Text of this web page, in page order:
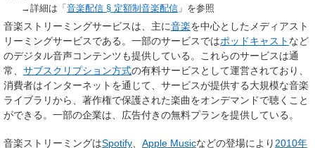
→詳細は「音楽配信 § 定額制音楽配信 」を参照
音楽ストリーミングサービスは、主に音楽を中心としたメディアスト
リーミングサービスである。一部のサービスではポッドキャスト など
のデジタル音声コンテンツも提供している。これらのサービスは通
常、 サブスクリプション方式の有料サービスとして運営されており、
消費者はインターネットを通じて、サービスが提供する大規模な音楽
ライブラリから、著作権で保護された楽曲をオンデマンドで聴くこと
ができる。一部の企業は、広告付きの無料プランを提供している。
音楽ストリーミングはSpotify Apple Musicなどの登場により 2010年